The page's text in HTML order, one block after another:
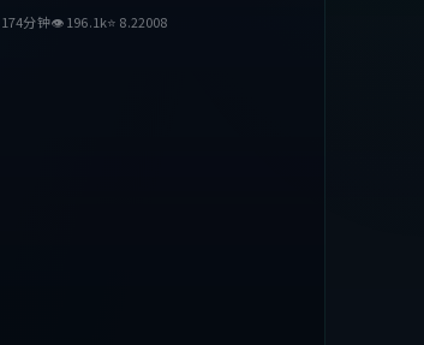
破，探讨人性与抉择，节奏张弛有度，适合喜欢
174分钟👁196.1k⭐ 8.22008